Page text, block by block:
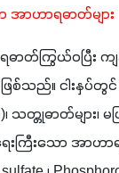
အာဟာရဓာတ်များ
ာတ်ကြွယ်ဝပြီး က
ဖြစ်သည်။ ငါးနှပ်
သတ္တုဓာတ်များ
ြီးသော အာဟာရ